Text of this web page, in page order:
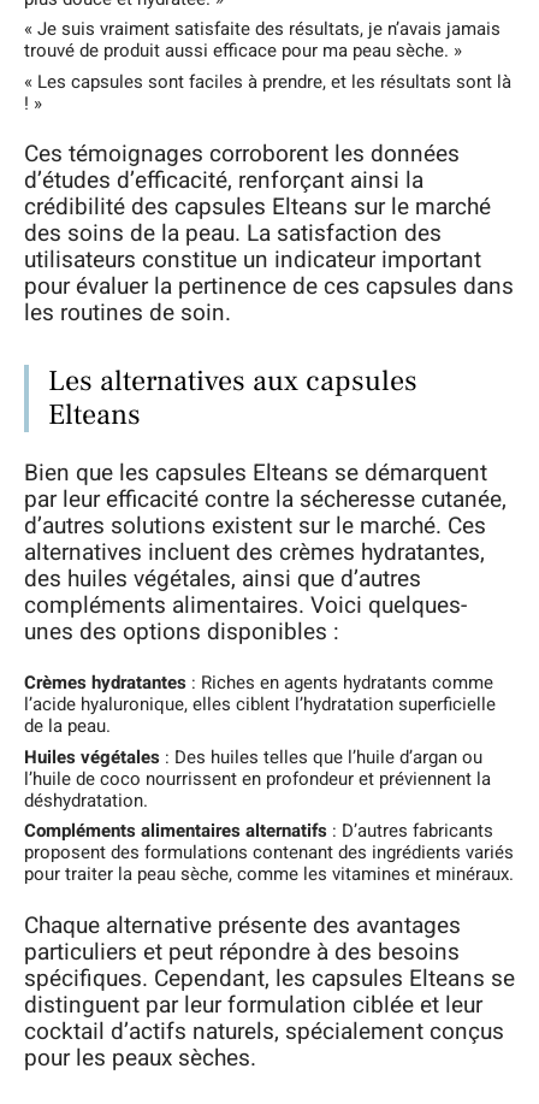
« Je suis vraiment satisfaite des résultats, je n’avais jamais
trouvé de produit aussi efficace pour ma peau sèche. »
« Les capsules sont faciles à prendre, et les résultats sont là
! »
Ces témoignages corroborent les données
d’études d’efficacité, renforçant ainsi la
crédibilité des capsules Elteans sur le marché
des soins de la peau. La satisfaction des
utilisateurs constitue un indicateur important
pour évaluer la pertinence de ces capsules dans
les routines de soin.
Les alternatives aux capsules
Elteans
Bien que les capsules Elteans se démarquent
par leur efficacité contre la sécheresse cutanée,
d’autres solutions existent sur le marché. Ces
alternatives incluent des crèmes hydratantes,
des huiles végétales, ainsi que d’autres
compléments alimentaires. Voici quelques-
unes des options disponibles :
Crèmes hydratantes : Riches en agents hydratants comme
l’acide hyaluronique, elles ciblent l’hydratation superficielle
de la peau.
Huiles végétales : Des huiles telles que l’huile d’argan ou
l’huile de coco nourrissent en profondeur et préviennent la
déshydratation.
Compléments alimentaires alternatifs : D’autres fabricants
proposent des formulations contenant des ingrédients variés
pour traiter la peau sèche, comme les vitamines et minéraux.
Chaque alternative présente des avantages
particuliers et peut répondre à des besoins
spécifiques. Cependant, les capsules Elteans se
distinguent par leur formulation ciblée et leur
cocktail d’actifs naturels, spécialement conçus
pour les peaux sèches.